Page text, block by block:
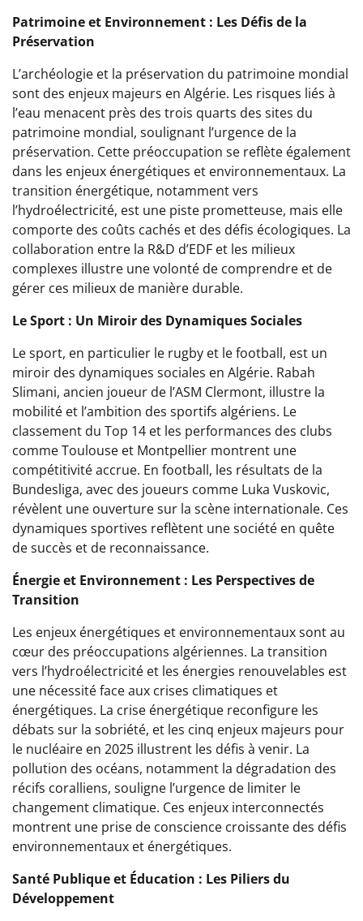
Patrimoine et Environnement : Les Défis de la
Préservation
L’archéologie et la préservation du patrimoine mondial
sont des enjeux majeurs en Algérie. Les risques liés à
l’eau menacent près des trois quarts des sites du
patrimoine mondial, soulignant l’urgence de la
préservation. Cette préoccupation se reflète également
dans les enjeux énergétiques et environnementaux. La
transition énergétique, notamment vers
l’hydroélectricité, est une piste prometteuse, mais elle
comporte des coûts cachés et des défis écologiques. La
collaboration entre la R&D d’EDF et les milieux
complexes illustre une volonté de comprendre et de
gérer ces milieux de manière durable.
Le Sport : Un Miroir des Dynamiques Sociales
Le sport, en particulier le rugby et le football, est un
miroir des dynamiques sociales en Algérie. Rabah
Slimani, ancien joueur de l’ASM Clermont, illustre la
mobilité et l’ambition des sportifs algériens. Le
classement du Top 14 et les performances des clubs
comme Toulouse et Montpellier montrent une
compétitivité accrue. En football, les résultats de la
Bundesliga, avec des joueurs comme Luka Vuskovic,
révèlent une ouverture sur la scène internationale. Ces
dynamiques sportives reflètent une société en quête
de succès et de reconnaissance.
Énergie et Environnement : Les Perspectives de
Transition
Les enjeux énergétiques et environnementaux sont au
cœur des préoccupations algériennes. La transition
vers l’hydroélectricité et les énergies renouvelables est
une nécessité face aux crises climatiques et
énergétiques. La crise énergétique reconfigure les
débats sur la sobriété, et les cinq enjeux majeurs pour
le nucléaire en 2025 illustrent les défis à venir. La
pollution des océans, notamment la dégradation des
récifs coralliens, souligne l’urgence de limiter le
changement climatique. Ces enjeux interconnectés
montrent une prise de conscience croissante des défis
environnementaux et énergétiques.
Santé Publique et Éducation : Les Piliers du
Développement